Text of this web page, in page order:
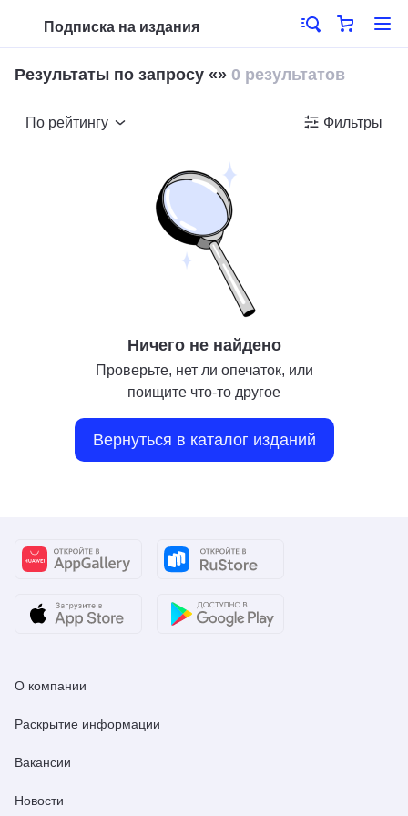
Подписка на издания
Результаты по запросу «» 0 результатов
По рейтингу Фильтры
Ничего не найдено
Проверьте, нет ли опечаток, или
поищите что-то другое
Вернуться в каталог изданий
О компании
Раскрытие информации
Вакансии
Новости